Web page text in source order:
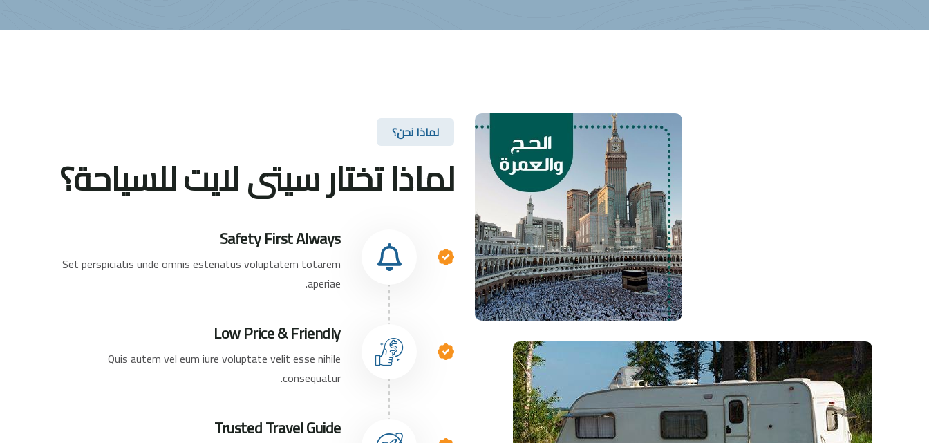
لماذا نحن؟
لماذا تختار سيتى لايت للسياحة؟
Safety First Always
Set perspiciatis unde omnis estenatus voluptatem totarem
aperiae.
Low Price & Friendly
Quis autem vel eum iure voluptate velit esse nihile
consequatur.
Trusted Travel Guide